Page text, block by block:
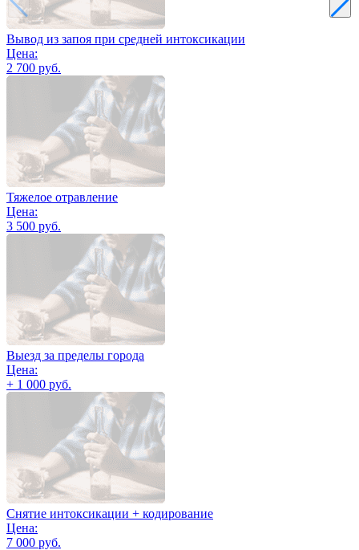
Вывод из запоя при средней интоксикации
Цена:
2 700 руб.
Тяжелое отравление
Цена:
3 500 руб.
Выезд за пределы города
Цена:
+ 1 000 руб.
Снятие интоксикации + кодирование
Цена:
7 000 руб.